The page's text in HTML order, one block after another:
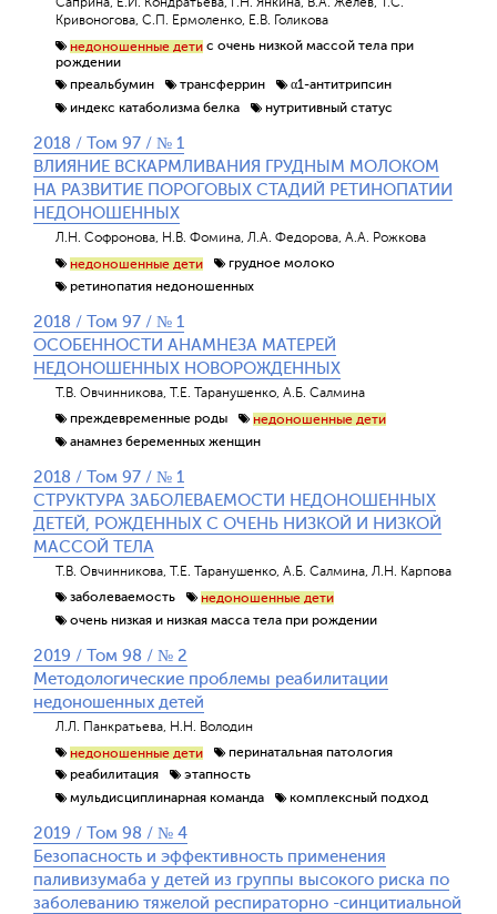
Кривоногова, С.П. Ермоленко, Е.В. Голикова
недоношенные дети с очень низкой массой тела при
рождении
преальбумин
трансферрин
α1-антитрипсин
индекс катаболизма белка
нутритивный статус
2018 / Том 97 / № 1
ВЛИЯНИЕ ВСКАРМЛИВАНИЯ ГРУДНЫМ МОЛОКОМ
НА РАЗВИТИЕ ПОРОГОВЫХ СТАДИЙ РЕТИНОПАТИИ
НЕДОНОШЕННЫХ
Л.Н. Софронова, Н.В. Фомина, Л.А. Федорова, А.А. Рожкова
недоношенные дети
грудное молоко
ретинопатия недоношенных
2018 / Том 97 / № 1
ОСОБЕННОСТИ АНАМНЕЗА МАТЕРЕЙ
НЕДОНОШЕННЫХ НОВОРОЖДЕННЫХ
Т.В. Овчинникова, Т.Е. Таранушенко, А.Б. Салмина
преждевременные роды
недоношенные дети
анамнез беременных женщин
2018 / Том 97 / № 1
СТРУКТУРА ЗАБОЛЕВАЕМОСТИ НЕДОНОШЕННЫХ
ДЕТЕЙ, РОЖДЕННЫХ С ОЧЕНЬ НИЗКОЙ И НИЗКОЙ
МАССОЙ ТЕЛА
Т.В. Овчинникова, Т.Е. Таранушенко, А.Б. Салмина, Л.Н. Карпова
заболеваемость
недоношенные дети
очень низкая и низкая масса тела при рождении
2019 / Том 98 / № 2
Методологические проблемы реабилитации
недоношенных детей
Л.Л. Панкратьева, Н.Н. Володин
недоношенные дети
перинатальная патология
реабилитация
этапность
мульдисциплинарная команда
комплексный подход
2019 / Том 98 / № 4
Безопасность и эффективность применения
паливизумаба у детей из группы высокого риска по
заболеванию тяжелой респираторно -синцитиальной